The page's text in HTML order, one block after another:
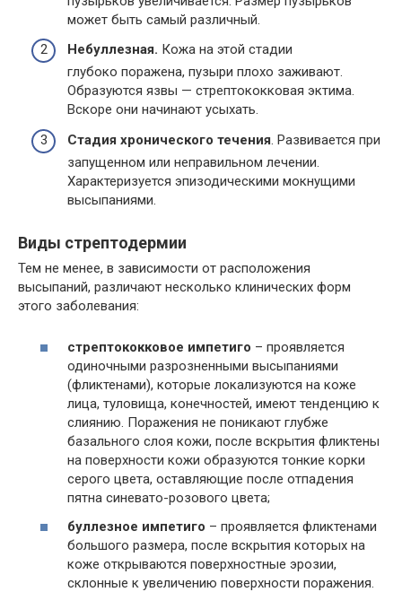
может быть самый различный.
Небуллезная. Кожа на этой стадии
глубоко поражена, пузыри плохо заживают.
Образуются язвы — стрептококковая эктима.
Вскоре они начинают усыхать.
Стадия хронического течения . Развивается при
запущенном или неправильном лечении.
Характеризуется эпизодическими мокнущими
высыпаниями.
Виды стрептодермии
Тем не менее, в зависимости от расположения
высыпаний, различают несколько клинических форм
этого заболевания:
стрептококковое импетиго – проявляется
одиночными разрозненными высыпаниями
(фликтенами), которые локализуются на коже
лица, туловища, конечностей, имеют тенденцию к
слиянию. Поражения не поникают глубже
базального слоя кожи, после вскрытия фликтены
на поверхности кожи образуются тонкие корки
серого цвета, оставляющие после отпадения
пятна синевато-розового цвета;
буллезное импетиго – проявляется фликтенами
большого размера, после вскрытия которых на
коже открываются поверхностные эрозии,
склонные к увеличению поверхности поражения.